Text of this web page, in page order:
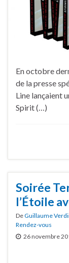
En octobre
de la presse
Line lançaient
Spirit (…)
Soirée
l’Étoile
DeGuillaume
Rendez-vous
26 novembre